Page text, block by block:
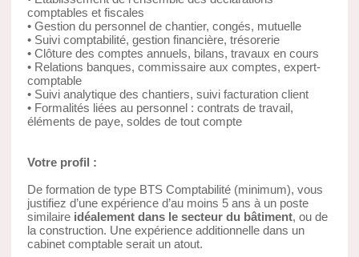
comptables et fiscales
• Gestion du personnel de chantier, congés, mutuelle
• Suivi comptabilité, gestion financière, trésorerie
• Clôture des comptes annuels, bilans, travaux en cours
• Relations banques, commissaire aux comptes, expert-
comptable
• Suivi analytique des chantiers, suivi facturation client
• Formalités liées au personnel : contrats de travail,
éléments de paye, soldes de tout compte
Votre profil :
De formation de type BTS Comptabilité (minimum), vous
justifiez d’une expérience d’au moins 5 ans à un poste
similaire idéalement dans le secteur du bâtiment, ou de
la construction. Une expérience additionnelle dans un
cabinet comptable serait un atout.